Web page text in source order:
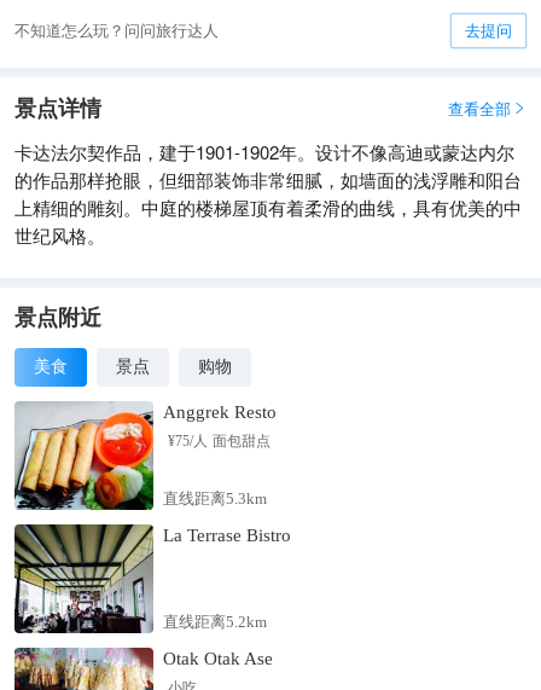
不知道怎么玩？问问旅行达人 去提问
景点详情 查看全部 
卡达法尔契作品，建于1901-1902年。设计不像高迪或蒙达内尔
的作品那样抢眼，但细部装饰非常细腻，如墙面的浅浮雕和阳台
上精细的雕刻。中庭的楼梯屋顶有着柔滑的曲线，具有优美的中
世纪风格。
景点附近
美食 景点 购物
Anggrek Resto
¥75/人 面包甜点
直线距离5.3km
La Terrase Bistro
直线距离5.2km
Otak Otak Ase